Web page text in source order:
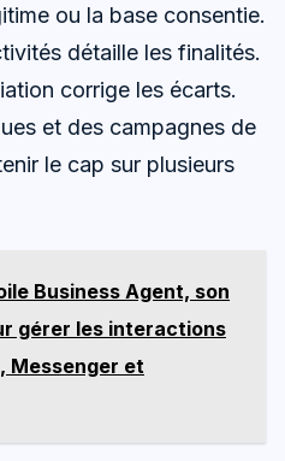
ou la base consentie.
détaille les finalités.
corrige les écarts.
et des campagnes de
le cap sur plusieurs
Business Agent, son
gérer les interactions
Messenger et